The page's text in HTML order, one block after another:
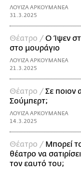
ΛΟΥΙΖΑ ΑΡΚΟΥΜΑΝΕΑ
31.3.2025
Θέατρο /Ο Ίψεν
στο μουράγιο
ΛΟΥΙΖΑ ΑΡΚΟΥΜΑΝΕΑ
21.3.2025
Θέατρο /Σε ποιον
Σούμπερτ;
ΛΟΥΙΖΑ ΑΡΚΟΥΜΑΝΕΑ
14.3.2025
Θέατρο / Μπορεί
θέατρο να
τον εαυτό του;